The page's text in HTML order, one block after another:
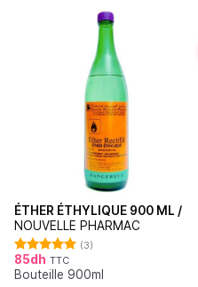
ÉTHER ÉTHYLIQUE 900 ML /
NOUVELLE PHARMAC
Note5.00
sur 5
(3)
85dh TTC
Bouteille 900ml